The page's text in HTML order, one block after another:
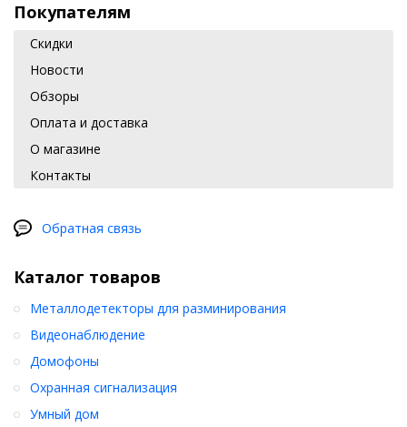
Покупателям
Скидки
Новости
Обзоры
Оплата и доставка
О магазине
Контакты
Обратная связь
Каталог товаров
Металлодетекторы для разминирования
Видеонаблюдение
Домофоны
Охранная сигнализация
Умный дом